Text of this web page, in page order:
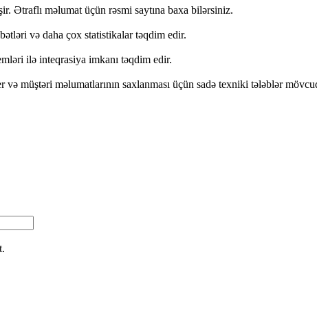
Ətraflı məlumat üçün rəsmi saytına baxa bilərsiniz.
və daha çox statistikalar təqdim edir.
ilə inteqrasiya imkanı təqdim edir.
müştəri məlumatlarının saxlanması üçün sadə texniki tələblər